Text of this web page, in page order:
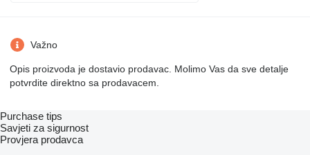
Važno
Opis proizvoda je dostavio prodavac. Molimo Vas da sve detalje
potvrdite direktno sa prodavacem.
Purchase tips
Savjeti za sigurnost
Provjera prodavca